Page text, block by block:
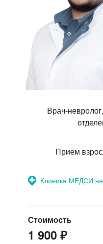
Врач-
Прием
Клиника МЕДСИ
Стоимость
1 900 ₽